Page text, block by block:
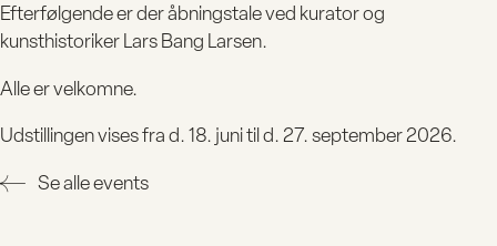
BESØG
Efterfølgende er der åbningstale ved kurator og
kunsthistoriker Lars Bang Larsen.
Alle er velkomne.
Udstillingen vises fra d. 18. juni til d. 27. september 2026.
Se alle events